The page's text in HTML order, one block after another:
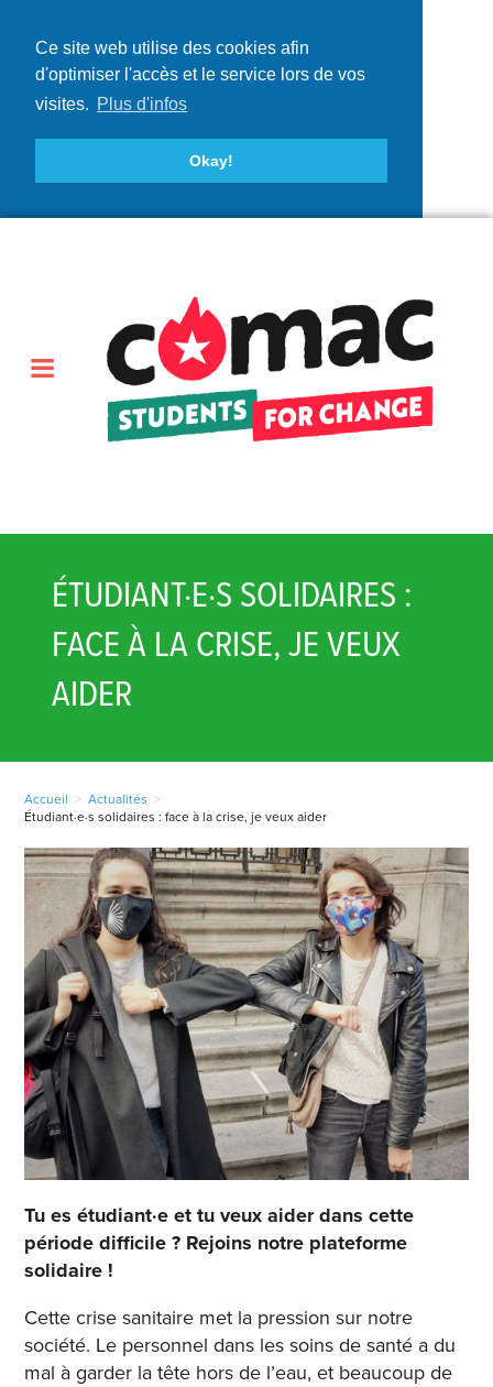
Ce site web utilise des cookies afin
d'optimiser l'accès et le service lors de vos
visites. Plus d'infos
Okay!
ÉTUDIANT·E·S SOLIDAIRES :
FACE À LA CRISE, JE VEUX
AIDER
Accueil > Actualités >
Étudiant·e·s solidaires : face à la crise, je veux aider
Tu es étudiant·e et tu veux aider dans cette
période difficile ? Rejoins notre plateforme
solidaire !
Cette crise sanitaire met la pression sur notre
société. Le personnel dans les soins de santé a du
mal à garder la tête hors de l’eau, et beaucoup de